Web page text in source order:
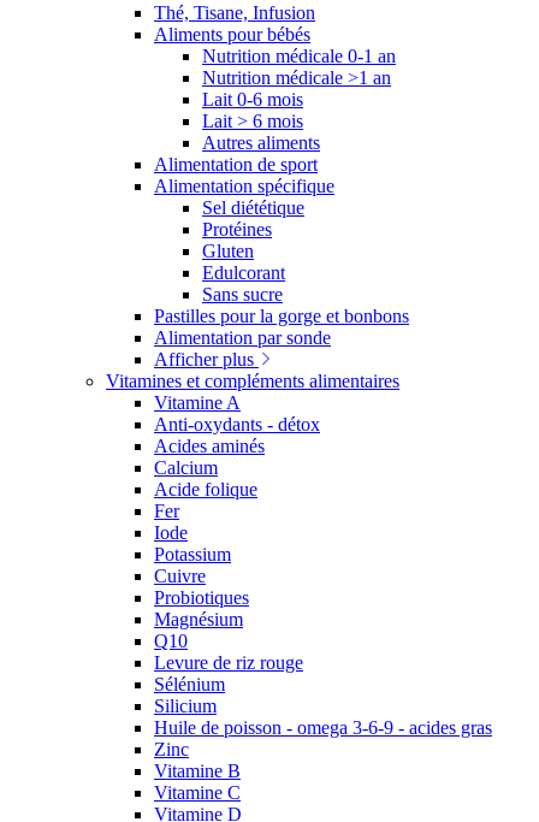
Thé, Tisane, Infusion
Aliments pour bébés
Nutrition médicale 0-1 an
Nutrition médicale >1 an
Lait 0-6 mois
Lait > 6 mois
Autres aliments
Alimentation de sport
Alimentation spécifique
Sel diététique
Protéines
Gluten
Edulcorant
Sans sucre
Pastilles pour la gorge et bonbons
Alimentation par sonde
Afficher plus
Vitamines et compléments alimentaires
Vitamine A
Anti-oxydants - détox
Acides aminés
Calcium
Acide folique
Fer
Iode
Potassium
Cuivre
Probiotiques
Magnésium
Q10
Levure de riz rouge
Sélénium
Silicium
Huile de poisson - omega 3-6-9 - acides gras
Zinc
Vitamine B
Vitamine C
Vitamine D